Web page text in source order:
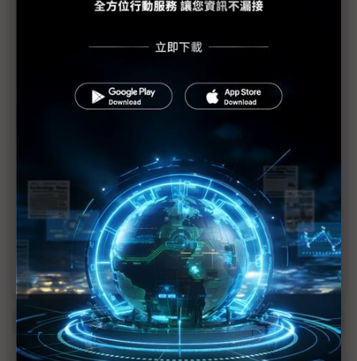
建熱潮將趨緩
2027全年記憶體產能提前售罄 買家「祕而不
宣」只怕買不夠
英特爾EMIB良率達標 聯發科第2代ASIC產品
SpaceX晶片採購大轉向 Elon Musk捨超微全面
採用NVIDIA
光進銅退更明確？ 聯發科估SerDes 448G為銅
線「最終戰場」